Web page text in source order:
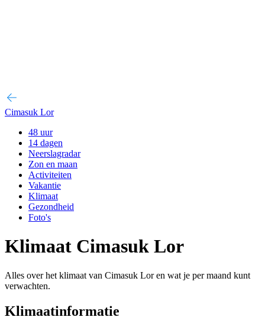
Cimasuk Lor
48 uur
14 dagen
Neerslagradar
Zon en maan
Activiteiten
Vakantie
Klimaat
Gezondheid
Foto's
Klimaat Cimasuk Lor
Alles over het klimaat van Cimasuk Lor en wat je per maand kunt
verwachten.
Klimaatinformatie